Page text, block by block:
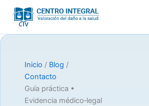
contenido
Inicio / Blog /
Contacto
Guía práctica •
Evidencia médico‑legal